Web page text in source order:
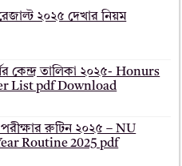
রেজাল্ট ২০২৫ দেখার নিয়ম
কেন্দ্র তালিকা ২০২৫- Honurs
List pdf Download
পরীক্ষার রুটিন ২০২৫ – NU
Routine 2025 pdf